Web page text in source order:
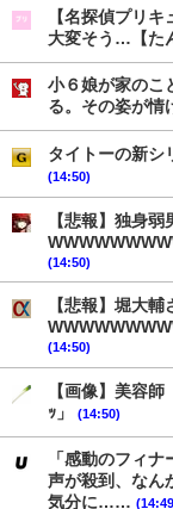
【名探偵プリ
大変そう…【た
小６娘が家のこ
る。その姿が情
タイトーの新シ
(14:50)
【悲報】独身
(14:50)
【悲報】堀大
(14:50)
【画像】美容
ｯ」
(14:50)
「感動のフィ
声が殺到、なん
気分に……